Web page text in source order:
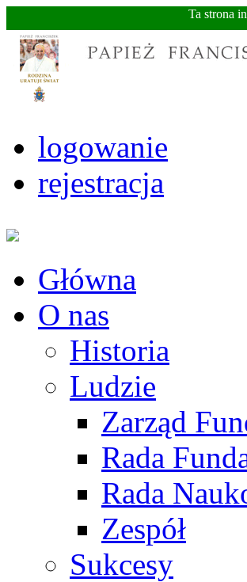
Ta strona
logowanie
rejestracja
Główna
O nas
Historia
Ludzie
Zarząd
Rada
Rada
Zespół
Sukcesy